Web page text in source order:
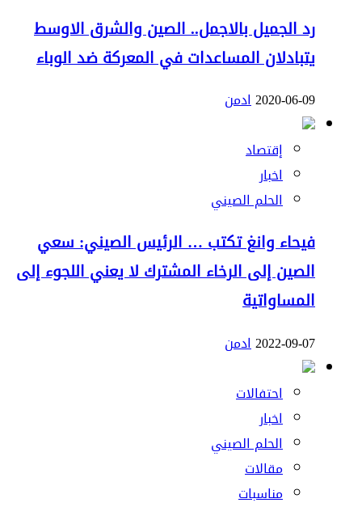
رد الجميل بالاجمل.. الصين والشرق الاوسط
يتبادلان المساعدات في المعركة ضد الوباء
2020-06-09ادمن
إقتصاد
اخبار
الحلم الصيني
فيحاء وانغ تكتب … الرئيس الصيني: سعي
الصين إلى الرخاء المشترك لا يعني اللجوء إلى
المساواتية
2022-09-07ادمن
احتفالات
اخبار
الحلم الصيني
مقالات
مناسبات